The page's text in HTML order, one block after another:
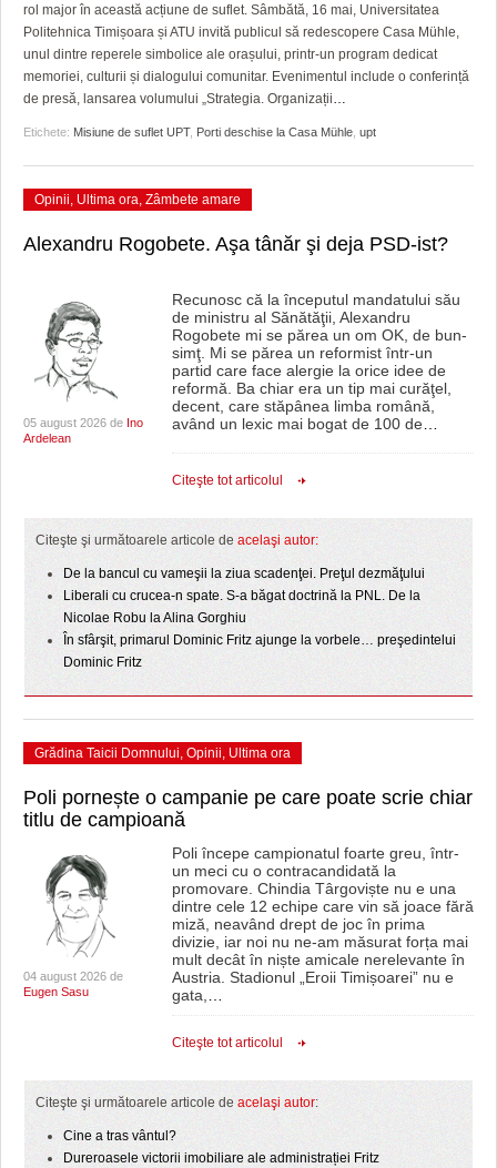
GRĂDINA TAICII DOMNULUI
ZIARISTU’ DE TERASĂ
CU OIŞTEA-N KIERKEGAARD
FINANŢĂRI DE LA A LA Z
PE SURSE
CRONICĂ DE FILM
UNDE MERGEM
FILME DOCUMENTARE
CLIPURI VIDEO
JOCURI ONLINE
ACCIDENTE
ANUNŢURI
INFO SI UTILE
CULTURA
INVATAMANT
CLIPURI VIDEO
JOCURI ONLINE
FARMACII DIN TIMIŞOARA
LICEE, ŞCOLI ŞI GRĂDINIŢE DIN TIMIŞ
PRIMĂRIILE DIN TIMIŞ
SFATUL MEDICULUI
rol major în această acțiune de suflet. Sâmbătă, 16 mai, Universitatea
Politehnica Timișoara și ATU invită publicul să redescopere Casa Mühle,
unul dintre reperele simbolice ale orașului, printr-un program dedicat
memoriei, culturii și dialogului comunitar. Evenimentul include o conferință
de presă, lansarea volumului „Strategia. Organizații…
Etichete: Misiune de suflet UPT, Porti deschise la Casa Mühle upt
Opinii, Ultima ora, Zâmbete amare
Alexandru Rogobete. Aşa tânăr şi deja PSD-ist?
05 august 2026 de Ino
Ardelean
Recunosc că la începutul mandatului său
de ministru al Sănătăţii, Alexandru
Rogobete mi se părea un om OK, de bun-
simţ. Mi se părea un reformist într-un
partid care face alergie la orice idee de
reformă. Ba chiar era un tip mai curăţel,
decent, care stăpânea limba română,
având un lexic mai bogat de 100 de…
Citeşte tot articolul
Citeşte şi următoarele articole de acelaşi autor:
De la bancul cu vameşii la ziua scadenţei. Preţul dezmăţului
Liberali cu crucea-n spate. S-a băgat doctrină la PNL. De la
Nicolae Robu la Alina Gorghiu
În sfârşit, primarul Dominic Fritz ajunge la vorbele… preşedintelui
Dominic Fritz
Grădina Taicii Domnului, Opinii, Ultima ora
Poli pornește o campanie pe care poate scrie chiar
titlu de campioană
04 august 2026 de
Eugen Sasu
Poli începe campionatul foarte greu, într-
un meci cu o contracandidată la
promovare. Chindia Târgoviște nu e una
dintre cele 12 echipe care vin să joace fără
miză, neavând drept de joc în prima
divizie, iar noi nu ne-am măsurat forța mai
mult decât în niște amicale nerelevante în
Austria. Stadionul „Eroii Timișoarei” nu e
gata,…
Citeşte tot articolul
Citeşte şi următoarele articole de acelaşi autor:
Cine a tras vântul?
Dureroasele victorii imobiliare ale administrației Fritz